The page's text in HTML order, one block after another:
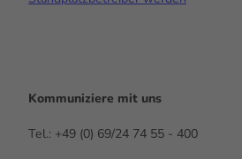
Kommuniziere mit uns
Tel.: +49 (0) 69/24 74 55 - 400